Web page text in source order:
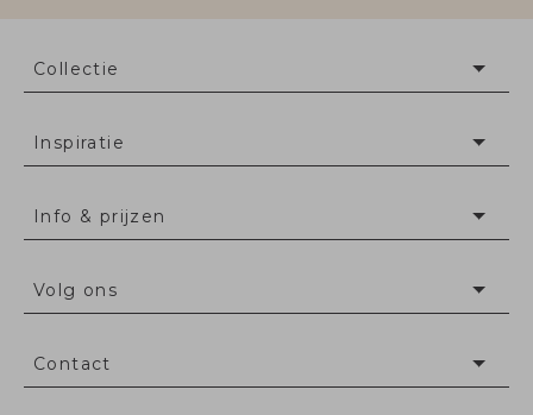
Collectie
Inspiratie
Info & prijzen
Volg ons
Contact